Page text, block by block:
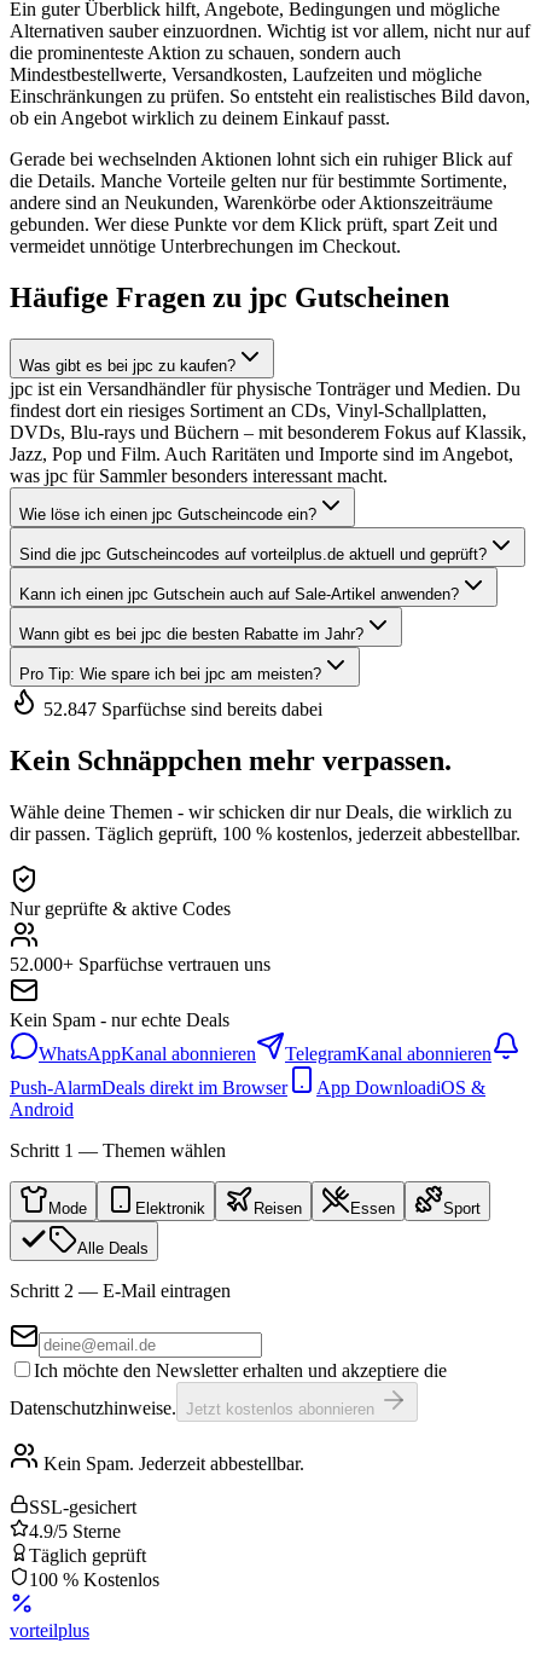
Ein guter Überblick hilft, Angebote, Bedingungen und mögliche
Alternativen sauber einzuordnen. Wichtig ist vor allem, nicht nur auf
die prominenteste Aktion zu schauen, sondern auch
Mindestbestellwerte, Versandkosten, Laufzeiten und mögliche
Einschränkungen zu prüfen. So entsteht ein realistisches Bild davon,
ob ein Angebot wirklich zu deinem Einkauf passt.
Gerade bei wechselnden Aktionen lohnt sich ein ruhiger Blick auf
die Details. Manche Vorteile gelten nur für bestimmte Sortimente,
andere sind an Neukunden, Warenkörbe oder Aktionszeiträume
gebunden. Wer diese Punkte vor dem Klick prüft, spart Zeit und
vermeidet unnötige Unterbrechungen im Checkout.
Häufige Fragen zu jpc Gutscheinen
Was gibt es bei jpc zu kaufen?
jpc ist ein Versandhändler für physische Tonträger und Medien. Du
findest dort ein riesiges Sortiment an CDs, Vinyl-Schallplatten,
DVDs, Blu-rays und Büchern – mit besonderem Fokus auf Klassik,
Jazz, Pop und Film. Auch Raritäten und Importe sind im Angebot,
was jpc für Sammler besonders interessant macht.
Wie löse ich einen jpc Gutscheincode ein?
Sind die jpc Gutscheincodes auf vorteilplus.de aktuell und geprüft?
Kann ich einen jpc Gutschein auch auf Sale-Artikel anwenden?
Wann gibt es bei jpc die besten Rabatte im Jahr?
Pro Tip: Wie spare ich bei jpc am meisten?
52.847 Sparfüchse sind bereits dabei
Kein Schnäppchen mehr verpassen.
Wähle deine Themen - wir schicken dir nur Deals, die wirklich zu
dir passen. Täglich geprüft, 100 % kostenlos, jederzeit abbestellbar.
Nur geprüfte & aktive Codes
52.000+ Sparfüchse vertrauen uns
Kein Spam - nur echte Deals
WhatsAppKanal abonnieren TelegramKanal abonnieren
Push-AlarmDeals direkt im Browser App DownloadiOS &
Android
Schritt 1 — Themen wählen
Mode Elektronik Reisen Essen Sport
Alle Deals
Schritt 2 — E-Mail eintragen
Ich möchte den Newsletter erhalten und akzeptiere die
Datenschutzhinweise. Jetzt kostenlos abonnieren
Kein Spam. Jederzeit abbestellbar.
SSL-gesichert
4.9/5 Sterne
Täglich geprüft
100 % Kostenlos
vorteilplus